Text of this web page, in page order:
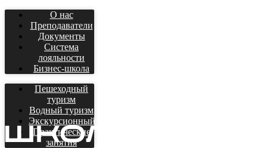
О нас
Преподаватели
Документы
Система
лояльности
Бизнес-школа
Пешеходный
туризм
Водный туризм
Экскурсионный
Практические
занятия